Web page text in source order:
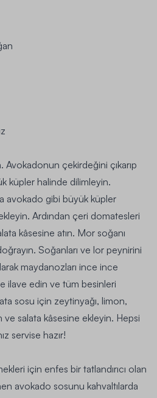
Avokadonun çekirdeğini çıkarıp
küpler halinde dilimleyin.
avokado gibi büyük küpler
Ardından çeri domatesleri
kâsesine atın. Mor soğanı
Soğanları ve lor peynirini
maydanozları ince ince
ilave edin ve tüm besinleri
sosu için zeytinyağı, limon,
ve salata kâsesine ekleyin. Hepsi
servise hazır!
için enfes bir tatlandırıcı olan
avokado sosunu kahvaltılarda